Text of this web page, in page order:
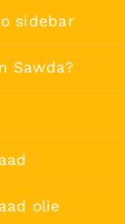
sidebar
Sawda?
olie